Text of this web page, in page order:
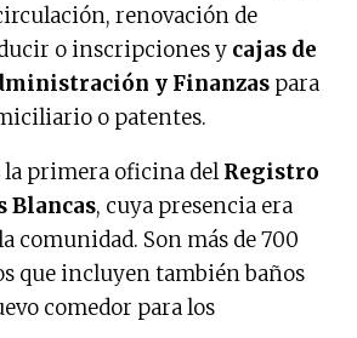
renovación de
o inscripciones y cajas de
y Finanzas para
o patentes.
la primera oficina delRegistro
Blancas, cuya presencia era
comunidad. Son más de 700
que incluyen también baños
comedor para los